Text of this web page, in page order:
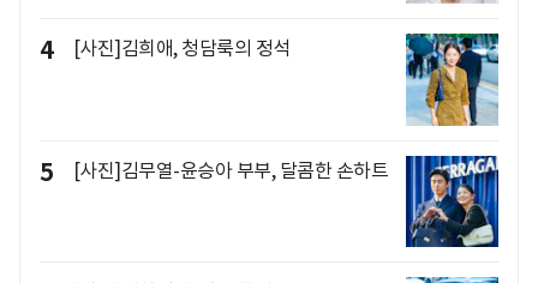
4 [사진]김희애, 청담룩의 정석
5 [사진]김무열-윤승아 부부, 달콤한 손하트